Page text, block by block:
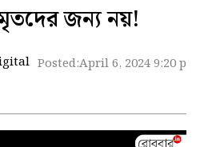
জন্য নয়!
Posted:April 6, 2024 9:20 pm